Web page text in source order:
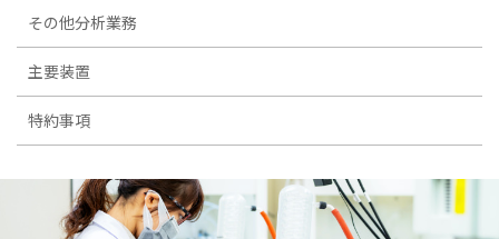
その他分析業務
主要装置
特約事項